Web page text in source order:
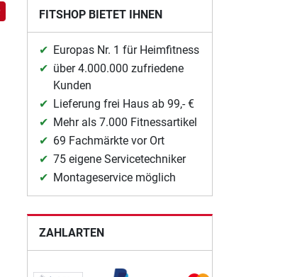
FITSHOP BIETET IHNEN
Europas Nr. 1 für Heimfitness
über 4.000.000 zufriedene
Kunden
Lieferung frei Haus ab 99,- €
Mehr als 7.000 Fitnessartikel
69 Fachmärkte vor Ort
75 eigene Servicetechniker
Montageservice möglich
ZAHLARTEN